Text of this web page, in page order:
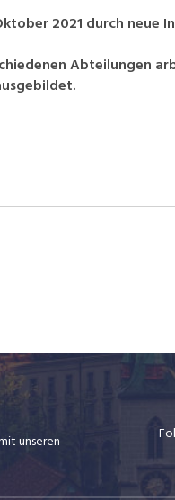
2021 durch neue
Abteilungen
unseren